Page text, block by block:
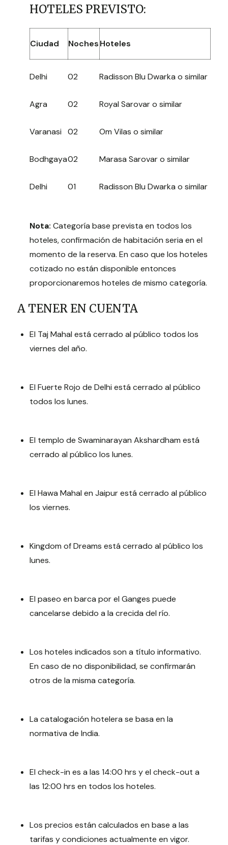
HOTELES PREVISTO:
Ciudad NochesHoteles
Delhi 02 Radisson Blu Dwarka o similar
Agra 02 Royal Sarovar o similar
Varanasi 02 Om Vilas o similar
Bodhgaya02 Marasa Sarovar o similar
Delhi 01 Radisson Blu Dwarka o similar
Nota: Categoría base prevista en todos los
hoteles, confirmación de habitación seria en el
momento de la reserva. En caso que los hoteles
cotizado no están disponible entonces
proporcionaremos hoteles de mismo categoría.
A TENER EN CUENTA
El Taj Mahal está cerrado al público todos los
viernes del año.
El Fuerte Rojo de Delhi está cerrado al público
todos los lunes.
El templo de Swaminarayan Akshardham está
cerrado al público los lunes.
El Hawa Mahal en Jaipur está cerrado al público
los viernes.
Kingdom of Dreams está cerrado al público los
lunes.
El paseo en barca por el Ganges puede
cancelarse debido a la crecida del río.
Los hoteles indicados son a título informativo.
En caso de no disponibilidad, se confirmarán
otros de la misma categoría.
La catalogación hotelera se basa en la
normativa de India.
El check-in es a las 14:00 hrs y el check-out a
las 12:00 hrs en todos los hoteles.
Los precios están calculados en base a las
tarifas y condiciones actualmente en vigor.